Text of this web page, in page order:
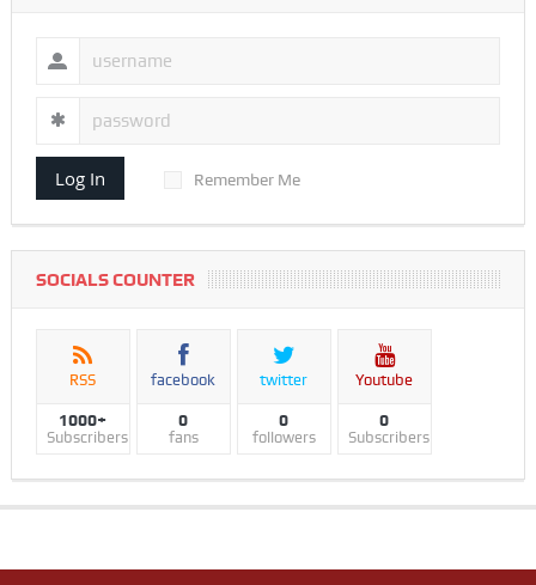
Log In Remember Me
SOCIALS COUNTER
RSS
1000+
Subscribers
facebook
0
fans
twitter
0
followers
Youtube
0
Subscribers